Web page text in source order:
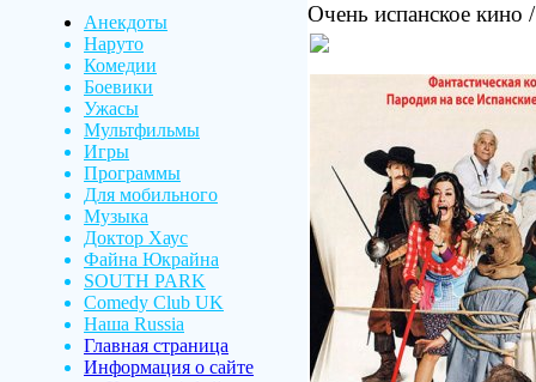
Анекдоты
Наруто
Комедии
Боевики
Ужасы
Мультфильмы
Игры
Программы
Для мобильного
Музыка
Доктор Хаус
Файна Юкрайна
SOUTH PARK
Comedy Club UK
Наша Russia
Главная страница
Информация о сайте
Очень испанское